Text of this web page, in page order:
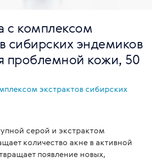
с комплексом
сибирских эндемиков
проблемной кожи, 50
экстрактов сибирских
серой и экстрактом
количество акне в активной
появление новых,